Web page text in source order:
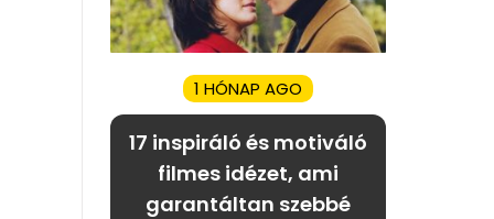
1 HÓNAP AGO
17 inspiráló és motiváló
filmes idézet, ami
garantáltan szebbé